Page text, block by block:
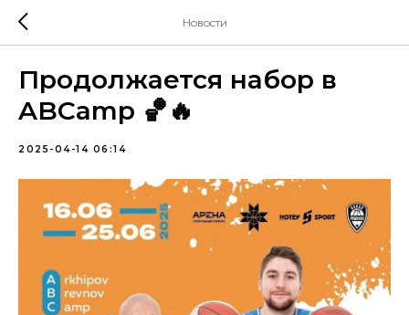
Новости
Продолжается набор в
ABCamp 🏀🔥
2025-04-14 06:14